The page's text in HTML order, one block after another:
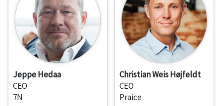
Jeppe Hedaa
CEO
7N
Christian Weis Højfeldt
CEO
Praice